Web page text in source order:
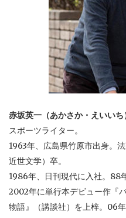
赤坂英一（あかさか・えいいち
スポーツライター。
1963年、広島県竹原市出身。
近世文学）卒。
1986年、日刊現代に入社。88
2002年に単行本デビュー作『
物語』（講談社）を上梓。06年